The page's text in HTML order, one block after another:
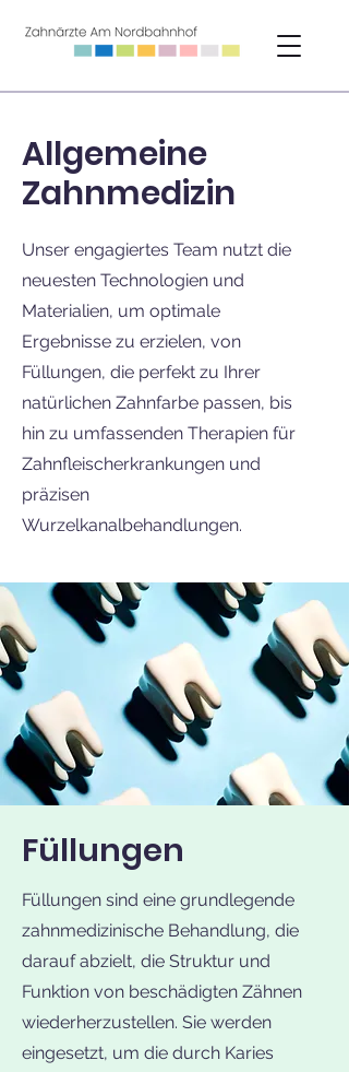
Allgemeine
Zahnmedizin
Unser engagiertes Team nutzt die
neuesten Technologien und
Materialien, um optimale
Ergebnisse zu erzielen, von
Füllungen, die perfekt zu Ihrer
natürlichen Zahnfarbe passen, bis
hin zu umfassenden Therapien für
Zahnfleischerkrankungen und
präzisen
Wurzelkanalbehandlungen.
Füllungen
Füllungen sind eine grundlegende
zahnmedizinische Behandlung, die
darauf abzielt, die Struktur und
Funktion von beschädigten Zähnen
wiederherzustellen. Sie werden
eingesetzt, um die durch Karies